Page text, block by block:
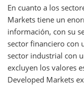
En cuanto a los
Markets tiene un
información, con su
sector financiero con
sector industrial con
excluyen los valores
Developed Markets